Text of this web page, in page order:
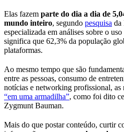
Elas fazem parte do dia a dia de
mundo inteiro, segundo pesquisa da
especializada em análises sobre o
significa que 62,3% da população
plataformas.
Ao mesmo tempo que são
entre as pessoas, consumo de
notícias e networking profissional, as
“em uma armadilha”, como foi dito
Zygmunt Bauman.
Mais do que postar conteúdo, curtir